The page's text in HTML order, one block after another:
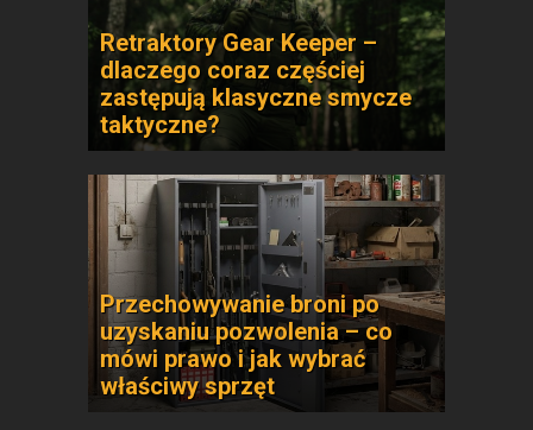
Retraktory Gear Keeper –
dlaczego coraz częściej
zastępują klasyczne smycze
taktyczne?
Przechowywanie broni po
uzyskaniu pozwolenia – co
mówi prawo i jak wybrać
właściwy sprzęt